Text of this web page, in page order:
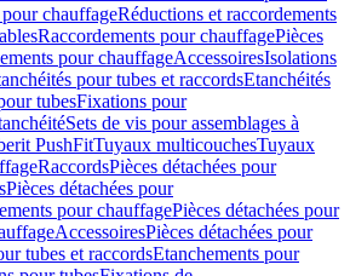
chauffageRéductions et raccordements
Raccordements pour chauffagePièces
pour chauffageAccessoiresIsolations
pour tubes et raccordsEtanchéités
tubesFixations pour
Sets de vis pour assemblages à
PushFitTuyaux multicouchesTuyaux
RaccordsPièces détachées pour
Pièces détachées pour
pour chauffagePièces détachées pour
AccessoiresPièces détachées pour
tubes et raccordsEtanchements pour